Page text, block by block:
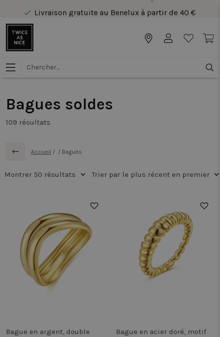
Livraison gratuite au Benelux à partir de 40 €
Livraison gratuite au Benelux à partir de 40 €
Bagues soldes
109 résultats
Accueil / / Bagues
Bague en argent, double
Bague en acier doré, motif